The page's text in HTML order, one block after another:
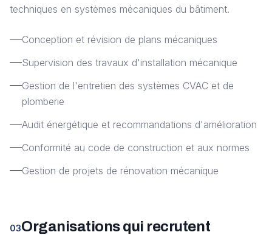
techniques en systèmes mécaniques du bâtiment.
Conception et révision de plans mécaniques
Supervision des travaux d'installation mécanique
Gestion de l'entretien des systèmes CVAC et de
plomberie
Audit énergétique et recommandations d'amélioration
Conformité au code de construction et aux normes
Gestion de projets de rénovation mécanique
03Organisations qui recrutent